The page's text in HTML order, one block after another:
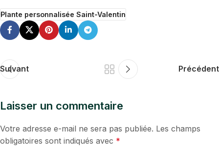
Plante personnalisée Saint-Valentin
Suivant Précédent
Laisser un commentaire
Votre adresse e-mail ne sera pas publiée. Les champs
obligatoires sont indiqués avec *